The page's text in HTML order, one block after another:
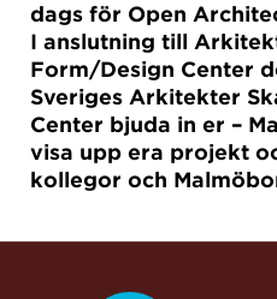
dags för Open
I anslutning till
Form/Design Center
Sveriges Arkitekter
Center bjuda in er –
visa upp era projekt
kollegor och